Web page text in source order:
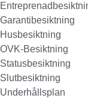
Garantibesiktning
Husbesiktning
OVK-Besiktning
Statusbesiktning
Slutbesiktning
Underhållsplan